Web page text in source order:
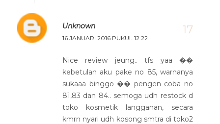
Unknown
16 JANUARI 2016 PUKUL 12.22
Nice review jeung.. tfs yaa ��
kebetulan aku pake no 85, warnanya
sukaaa binggo �� pengen coba no
81,83 dan 84.. semoga udh restock d
toko kosmetik langganan, secara
kmrn nyari udh kosong smtra di toko2